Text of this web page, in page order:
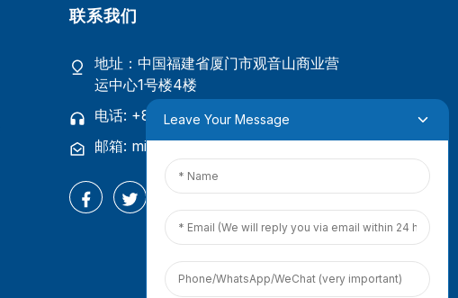
联系我们
地址：中国福建省厦门市观音山商业营
运中心1号楼4楼
电话: +86 18965423693
邮箱: mina.cao@foxmail.com
Leave Your Message